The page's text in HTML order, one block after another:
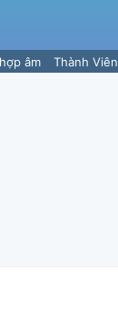
âm Thành Viên